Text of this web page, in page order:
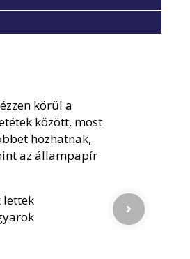
körül a
között, most
hozhatnak,
az állampapír